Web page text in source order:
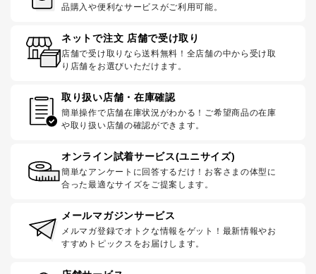
品購入や便利なサービスがご利用可能。
ネットで注文 店舗で受け取り
店舗で受け取りなら送料無料！全店舗の中から受け取
り店舗をお選びいただけます。
取り扱い店舗・在庫確認
簡単操作で店舗在庫状況がわかる！ご希望商品の在庫
や取り扱い店舗の確認ができます。
オンライン試着サービス(ユニサイズ)
簡単なアンケートに回答するだけ！お客さまの体型に
合った最適なサイズをご提案します。
メールマガジンサービス
メルマガ登録でオトクな情報をゲット！最新情報やお
すすめトピックスをお届けします。